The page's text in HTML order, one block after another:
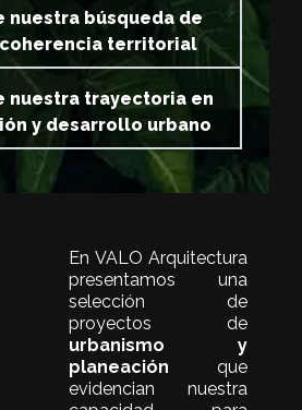
nuestra búsqueda de
territorial
nuestra trayectoria en
y desarrollo urbano
En VALO Arquitectura
presentamos una
selección de
proyectos de
urbanismo y
planeación que
evidencian nuestra